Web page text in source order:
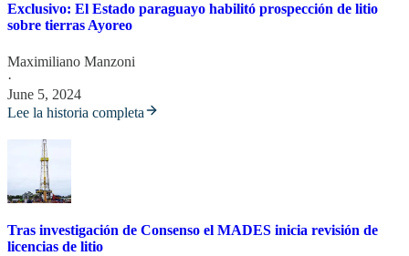
Exclusivo: El Estado paraguayo habilitó prospección de litio
sobre tierras Ayoreo
Maximiliano Manzoni
·
June 5, 2024
Lee la historia completa
Tras investigación de Consenso el MADES inicia revisión de
licencias de litio